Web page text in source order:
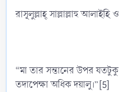
রাসূলুল্লাহ্ সাল্লাল্লাহু আলাইহি
“মা তার সন্তানের উপর
তদাপেক্ষা অধিক দয়ালু।”[5]